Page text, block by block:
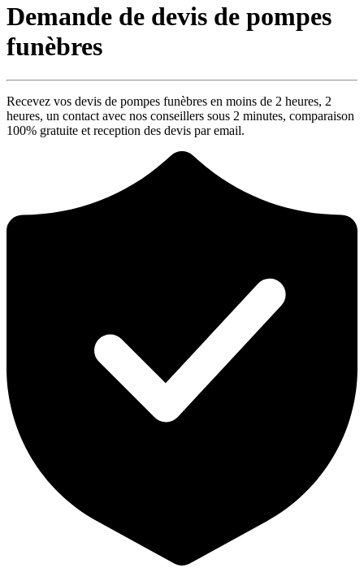
Demande de devis de pompes
funèbres
Recevez vos devis de pompes funèbres en moins de 2 heures, 2
heures, un contact avec nos conseillers sous 2 minutes, comparaison
100% gratuite et reception des devis par email.